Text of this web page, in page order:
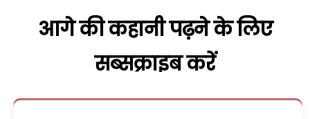
आगे की कहानी पढ़ने के लिए
सब्सक्राइब करें